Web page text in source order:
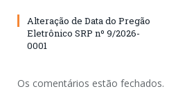
Alteração de Data do Pregão
Eletrônico SRP nº 9/2026-
0001
Os comentários estão fechados.